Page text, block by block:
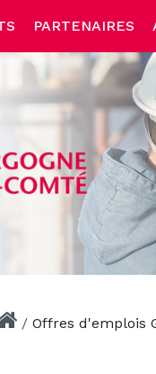
PARTENAIRES
/ Offres d'emplois